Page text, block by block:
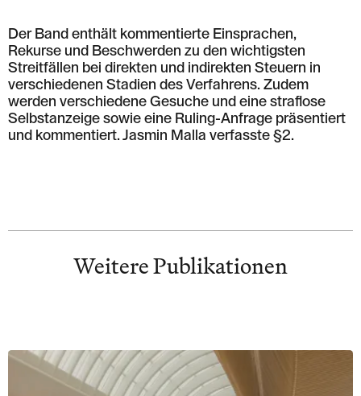
Der Band enthält kommentierte Einsprachen,
Rekurse und Beschwerden zu den wichtigsten
Streitfällen bei direkten und indirekten Steuern in
verschiedenen Stadien des Verfahrens. Zudem
werden verschiedene Gesuche und eine straflose
Selbstanzeige sowie eine Ruling-Anfrage präsentiert
und kommentiert. Jasmin Malla verfasste §2.
Weitere Publikationen